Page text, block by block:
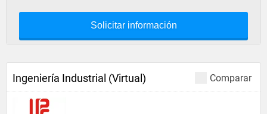
Solicitar información
Comparar
Ingeniería Industrial (Virtual)